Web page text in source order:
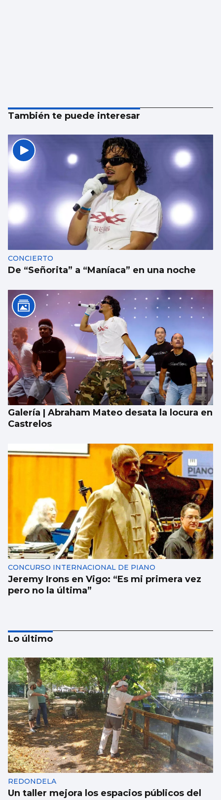
También te puede interesar
CONCIERTO
De “Señorita” a “Maníaca” en una noche
Galería | Abraham Mateo desata la locura en
Castrelos
CONCURSO INTERNACIONAL DE PIANO
Jeremy Irons en Vigo: “Es mi primera vez
pero no la última”
Los talentos juveniles llevan la música a la
calle
Lo último
REDONDELA
Un taller mejora los espacios públicos del